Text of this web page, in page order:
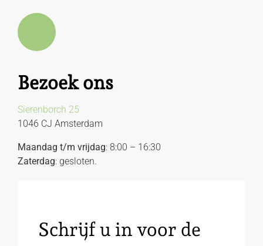
Bezoek ons
Sierenborch 25
1046 CJ Amsterdam
Maandag t/m vrijdag: 8:00 – 16:30
Zaterdag: gesloten.
Schrijf u in voor de